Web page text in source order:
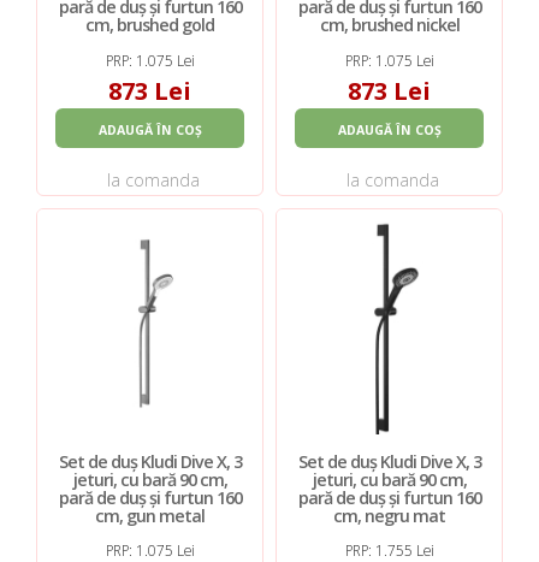
pară de duș și furtun 160
cm, brushed gold
PRP: 1.075 Lei
873 Lei
ADAUGĂ ÎN COȘ
la comanda
pară de duș și furtun 160
cm, brushed nickel
PRP: 1.075 Lei
873 Lei
ADAUGĂ ÎN COȘ
la comanda
Set de duș Kludi Dive X, 3
jeturi, cu bară 90 cm,
pară de duș și furtun 160
cm, gun metal
PRP: 1.075 Lei
Set de duș Kludi Dive X, 3
jeturi, cu bară 90 cm,
pară de duș și furtun 160
cm, negru mat
PRP: 1.755 Lei